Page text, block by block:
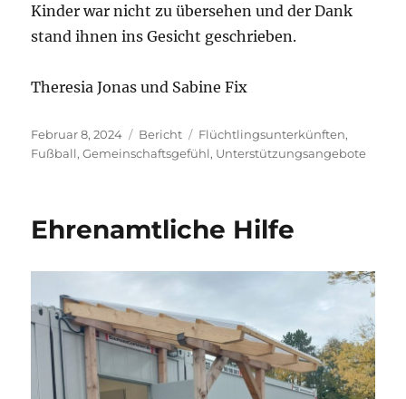
Kinder war nicht zu übersehen und der Dank
stand ihnen ins Gesicht geschrieben.
Theresia Jonas und Sabine Fix
Veröffentlicht
am
Februar 8, 2024 Kategorien
Bericht Schlagwörter
Flüchtlingsunterkünften,
Fußball,Gemeinschaftsgefühl, Unterstützungsangebote
Ehrenamtliche Hilfe